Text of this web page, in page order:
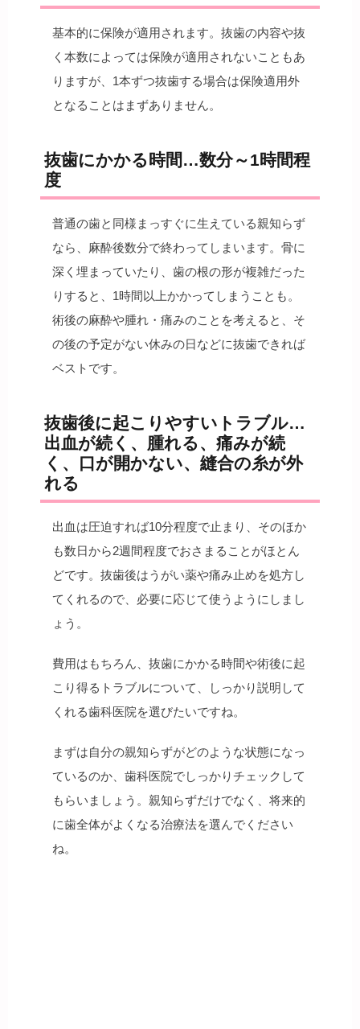
基本的に保険が適用されます。抜歯の内容や抜
く本数によっては保険が適用されないこともあ
りますが、1本ずつ抜歯する場合は保険適用外
となることはまずありません。
抜歯にかかる時間…数分～1時間程
度
普通の歯と同様まっすぐに生えている親知らず
なら、麻酔後数分で終わってしまいます。骨に
深く埋まっていたり、歯の根の形が複雑だった
りすると、1時間以上かかってしまうことも。
術後の麻酔や腫れ・痛みのことを考えると、そ
の後の予定がない休みの日などに抜歯できれば
ベストです。
抜歯後に起こりやすいトラブル…
出血が続く、腫れる、痛みが続
く、口が開かない、縫合の糸が外
れる
出血は圧迫すれば10分程度で止まり、そのほか
も数日から2週間程度でおさまることがほとん
どです。抜歯後はうがい薬や痛み止めを処方し
てくれるので、必要に応じて使うようにしまし
ょう。
費用はもちろん、抜歯にかかる時間や術後に起
こり得るトラブルについて、しっかり説明して
くれる歯科医院を選びたいですね。
まずは自分の親知らずがどのような状態になっ
ているのか、歯科医院でしっかりチェックして
もらいましょう。親知らずだけでなく、将来的
に歯全体がよくなる治療法を選んでください
ね。